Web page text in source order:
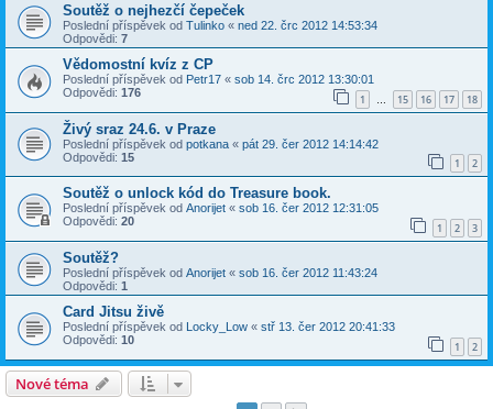
Soutěž o nejhezčí čepeček
Poslední příspěvek od Tulinko « ned 22. črc 2012 14:53:34
Odpovědi: 7
Vědomostní kvíz z CP
Poslední příspěvek od Petr17 « sob 14. črc 2012 13:30:01
Odpovědi: 176 1 … 15 16 17 18
Živý sraz 24.6. v Praze
Poslední příspěvek od potkana « pát 29. čer 2012 14:14:42
Odpovědi: 15 1 2
Soutěž o unlock kód do Treasure book.
Poslední příspěvek od Anorijet « sob 16. čer 2012 12:31:05
Odpovědi: 20 1 2 3
Soutěž?
Poslední příspěvek od Anorijet « sob 16. čer 2012 11:43:24
Odpovědi: 1
Card Jitsu živě
Poslední příspěvek od Locky_Low « stř 13. čer 2012 20:41:33
Odpovědi: 10 1 2
Nové téma